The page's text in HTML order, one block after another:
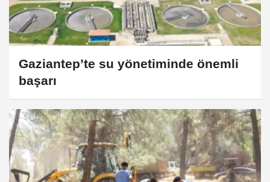
Gaziantep’te su yönetiminde önemli
başarı